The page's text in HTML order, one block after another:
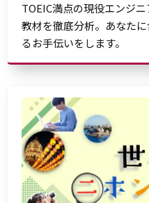
TOEIC満点の現役エンジ
教材を徹底分析。あなた
るお手伝いをします。